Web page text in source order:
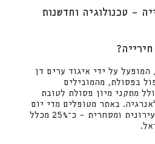
– טכנולוגיה וחדשנות
על ידי איגוד ערים דן
בפסולת, מהמובילים
מתקני מיון פסולת לטובת
באתר מטופלים מדי יום
אלפי טונות של פסולת עירונית ומסחרית – כ־25% מכלל